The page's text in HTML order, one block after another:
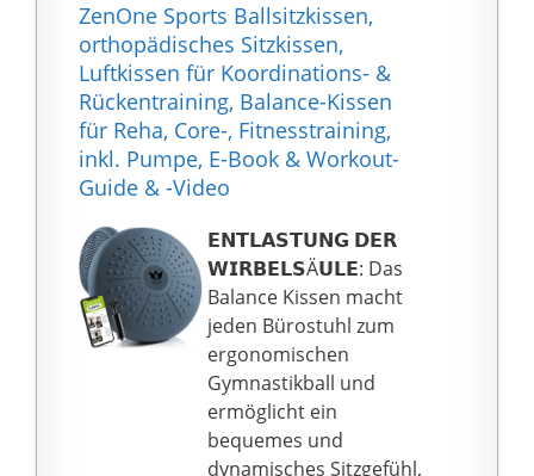
ZenOne Sports Ballsitzkissen,
orthopädisches Sitzkissen,
Luftkissen für Koordinations- &
Rückentraining, Balance-Kissen
für Reha, Core-, Fitnesstraining,
inkl. Pumpe, E-Book & Workout-
Guide & -Video
𝗘𝗡𝗧𝗟𝗔𝗦𝗧𝗨𝗡𝗚 𝗗𝗘𝗥
𝗪𝗜𝗥𝗕𝗘𝗟𝗦Ä𝗨𝗟𝗘: Das
Balance Kissen macht
jeden Bürostuhl zum
ergonomischen
Gymnastikball und
ermöglicht ein
bequemes und
dynamisches Sitzgefühl,